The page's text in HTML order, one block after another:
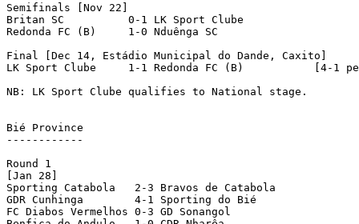
Semifinals [Nov 22]
Britan SC	   0-1 LK Sport Clube
Redonda FC (B)     1-0 Nduênga SC
Final [Dec 14, Estádio Municipal do Dande, Caxito]
LK Sport Clube	   1-1 Redonda FC (B)     	[4-1 pen]
NB: LK Sport Clube qualifies to National stage.
Bié Province
------------
Round 1
[Jan 28]
Sporting Catabola   2-3 Bravos de Catabola
GDR Cunhinga	    4-1 Sporting do Bié
FC Diabos Vermelhos 0-3 GD Sonangol